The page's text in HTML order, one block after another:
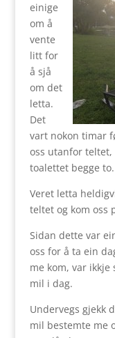
einige
om å
vente
litt for
å sjå
om det
letta.
Det
vart nokon timar
oss utanfor teltet,
toalettet begge to.
Veret letta
teltet og kom oss
Sidan dette var
oss for å ta ein
me kom, var
mil i dag.
Undervegs gjekk
mil bestemte me